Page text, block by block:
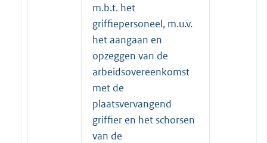
m.b.t. het
griffiepersoneel, m.u.v.
het aangaan en
opzeggen van de
arbeidsovereenkomst
met de
plaatsvervangend
griffier en het schorsen
van de